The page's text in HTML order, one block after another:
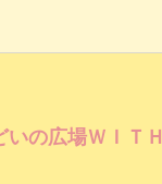
の広場ＷＩＴＨ